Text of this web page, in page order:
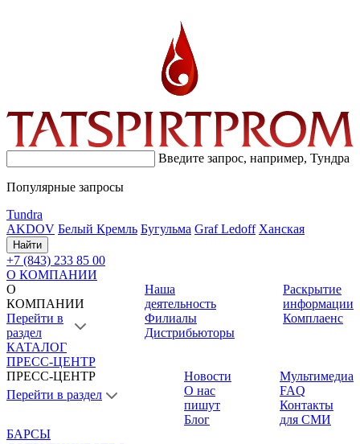
Введите запрос, например, Тундра
Популярные запросы
Tundra
AKDOV Белый Кремль Бугульма Graf Ledoff Ханская
Найти
+7 (843) 233 85 00
О КОМПАНИИ
О
КОМПАНИИ
Перейти в
раздел
Наша
деятельность
Филиалы
Дистрибьюторы
Раскрытие
информации
Комплаенс
КАТАЛОГ
ПРЕСС-ЦЕНТР
ПРЕСС-ЦЕНТР
Перейти в раздел
Новости
О нас
пишут
Блог
Мультимедиа
FAQ
Контакты
для СМИ
БАРСЫ